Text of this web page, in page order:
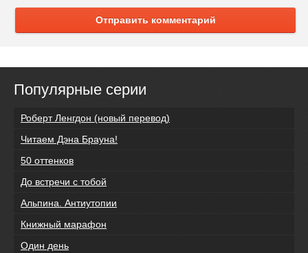
Отправить комментарий
Популярные серии
Роберт Ленгдон (новый перевод)
Читаем Дэна Брауна!
50 оттенков
До встречи с тобой
Альпина. Антиутопии
Книжный марафон
Один день